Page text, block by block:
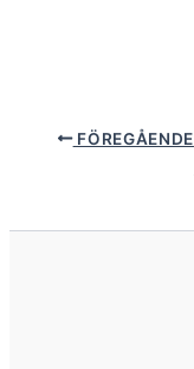
FÖREGÅENDE